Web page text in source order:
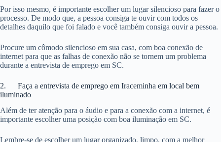
Por isso mesmo, é importante escolher um lugar silencioso para fazer o
processo. De modo que, a pessoa consiga te ouvir com todos os
detalhes daquilo que foi falado e você também consiga ouvir a pessoa.
Procure um cômodo silencioso em sua casa, com boa conexão de
internet para que as falhas de conexão não se tornem um problema
durante a entrevista de emprego em SC.
2. Faça a entrevista de emprego em Iraceminha em local bem
iluminado
Além de ter atenção para o áudio e para a conexão com a internet, é
importante escolher uma posição com boa iluminação em SC.
Lembre-se de escolher um lugar organizado, limpo, com a melhor